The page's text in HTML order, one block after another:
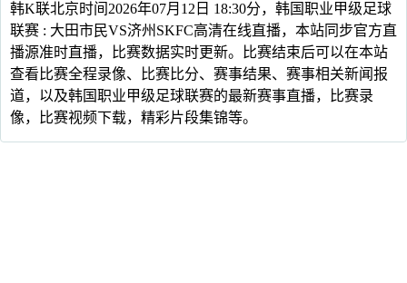
韩K联北京时间2026年07月12日 18:30分，韩国职业甲级足球
联赛 : 大田市民VS济州SKFC高清在线直播，本站同步官方直
播源准时直播，比赛数据实时更新。比赛结束后可以在本站
查看比赛全程录像、比赛比分、赛事结果、赛事相关新闻报
道，以及韩国职业甲级足球联赛的最新赛事直播，比赛录
像，比赛视频下载，精彩片段集锦等。